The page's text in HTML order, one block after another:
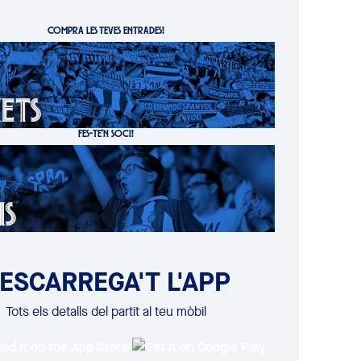
COMPRA LES TEVES ENTRADES!
FES-TE'N SOCI!
L'APP
Tots els detalls del partit al teu mòbil